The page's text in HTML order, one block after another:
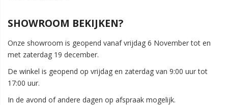
SHOWROOM BEKIJKEN?
Onze showroom is geopend vanaf vrijdag 6 November tot en
met zaterdag 19 december.
De winkel is geopend op vrijdag en zaterdag van 9:00 uur tot
17:00 uur.
In de avond of andere dagen op afspraak mogelijk.